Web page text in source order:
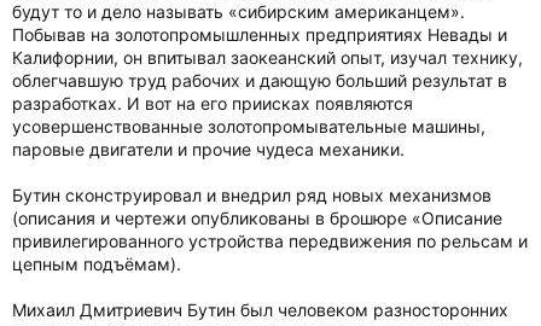
будут то и дело называть «сибирским американцем».
Побывав на золотопромышленных предприятиях Невады и
Калифорнии, он впитывал заокеанский опыт, изучал технику,
облегчавшую труд рабочих и дающую больший результат в
разработках. И вот на его приисках появляются
усовершенствованные золотопромывательные машины,
паровые двигатели и прочие чудеса механики.
Бутин сконструировал и внедрил ряд новых механизмов
(описания и чертежи опубликованы в брошюре «Описание
привилегированного устройства передвижения по рельсам и
цепным подъёмам).
Михаил Дмитриевич Бутин был человеком разносторонних